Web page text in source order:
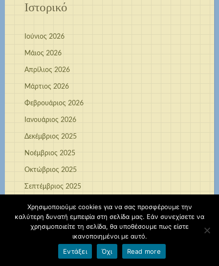
Ιστορικό
Ιούνιος 2026
Μάιος 2026
Απρίλιος 2026
Μάρτιος 2026
Φεβρουάριος 2026
Ιανουάριος 2026
Δεκέμβριος 2025
Νοέμβριος 2025
Οκτώβριος 2025
Σεπτέμβριος 2025
Ιούνιος 2025
Απρίλιος 2025
Φεβρουάριος 2025
Χρησιμοποιούμε cookies για να σας προσφέρουμε την
καλύτερη δυνατή εμπειρία στη σελίδα μας. Εάν συνεχίσετε να
χρησιμοποιείτε τη σελίδα, θα υποθέσουμε πως είστε
ικανοποιημένοι με αυτό.
Εντάξει
Όχι Read more